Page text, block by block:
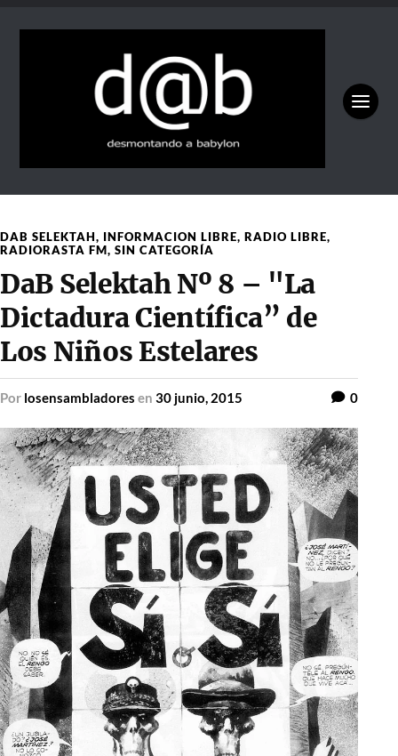
DAB SELEKTAH, INFORMACION LIBRE, RADIO LIBRE,
RADIORASTA FM, SIN CATEGORÍA
DaB Selektah Nº 8 – "La
Dictadura Científica” de
Los Niños Estelares
por losensambladores en 30 junio, 2015 0